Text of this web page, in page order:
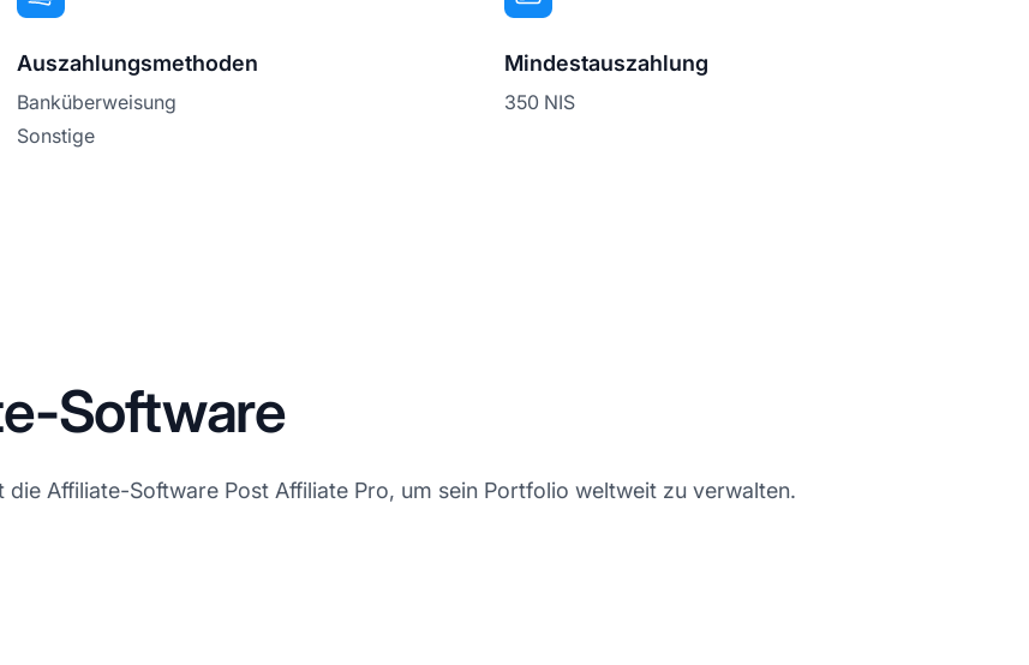
Auszahlungsmethoden
Banküberweisung
Sonstige
Mindestauszahlung
350 NIS
Software
Affiliate-Software Post Affiliate Pro, um sein Portfolio weltweit zu verwalten.